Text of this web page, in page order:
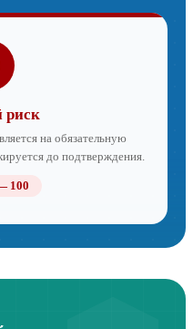
риск
на обязательную
до подтверждения.
100